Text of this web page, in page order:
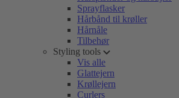
Sprayflasker
Hårbånd til krøller
Hårnåle
Tilbehør
Styling tools
Vis alle
Glattejern
Krøllejern
Curlers